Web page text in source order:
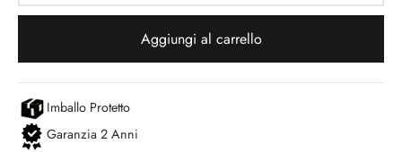
Aggiungi al carrello
Imballo Protetto
Garanzia 2 Anni